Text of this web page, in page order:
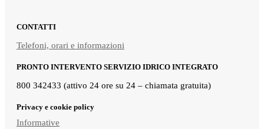
CONTATTI
Telefoni, orari e informazioni
PRONTO INTERVENTO SERVIZIO IDRICO INTEGRATO
800 342433 (attivo 24 ore su 24 – chiamata gratuita)
Privacy e cookie policy
Informative